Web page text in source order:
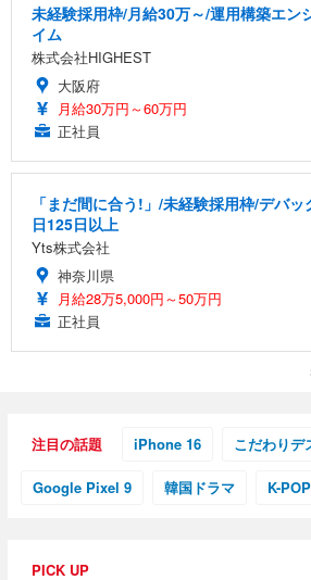
未経験採用枠/月給30万～/運用構築エン
イム
株式会社HIGHEST
大阪府
月給30万円～60万円
正社員
「まだ間に合う!」/未経験採用枠/デバ
日125日以上
Yts株式会社
神奈川県
月給28万5,000円～50万円
正社員
注目の話題 iPhone 16 こだわりデ
Google Pixel 9 韓国ドラマ K-POP
PICK UP